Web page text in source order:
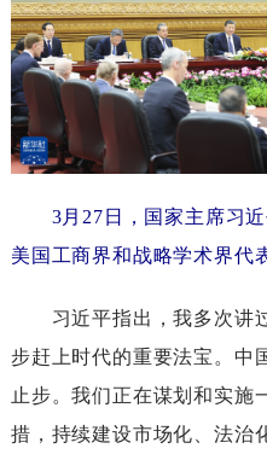
3月27日，国家主席习近
美国工商界和战略学术界
习近平指出，我多次讲
步赶上时代的重要法宝。中
止步。我们正在谋划和实施
措，持续建设市场化、法治